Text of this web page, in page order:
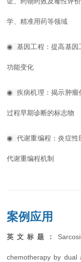
学、精准用药等领域
◉ 基因工程：提高基
功能变化
◉ 疾病机理：揭示肿
过程早期诊断的标志物
◉ 代谢重编程：炎症
代谢重编程机制
案例应用
英文标题：
chemotherapy by dual